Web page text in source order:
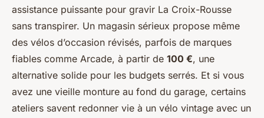
assistance puissante pour gravir La Croix-Rousse
sans transpirer. Un magasin sérieux propose même
des vélos d’occasion révisés, parfois de marques
fiables comme Arcade, à partir de 100 €, une
alternative solide pour les budgets serrés. Et si vous
avez une vieille monture au fond du garage, certains
ateliers savent redonner vie à un vélo vintage avec un